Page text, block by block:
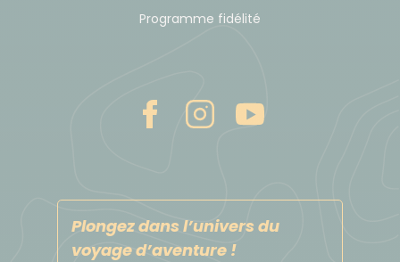
qui leur permettent de s'en sortir. Depuis de
plus juste (inclus dans le prix de votre voyage).
fin de circuit deux enveloppes avec les pourboires
du groupe de l'ordre de 5€/semaine/participant
Programme fidélité
Plongez dans l’univers du
voyage d’aventure !